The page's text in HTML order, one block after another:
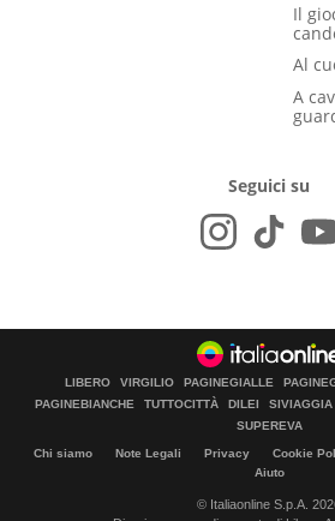
Il
Al
A
Seguici su
LIBERO VIRGILIO PAGINEGIALLE
PAGINEBIANCHE
TUTTOCITTÀ DILEI SIVIAGGIA
SUPEREVA
Chi siamo Note Legali Privacy Cookie
Aiuto
© Italiaonline S.p.A.